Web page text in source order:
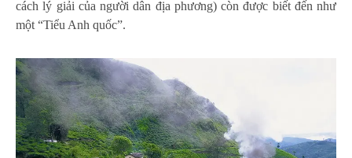
cách lý giải của người dân địa phương) còn được biết đến như
một “Tiểu Anh quốc”.